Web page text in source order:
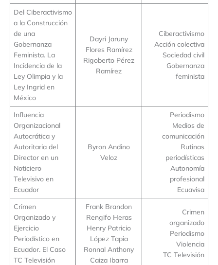
Del Ciberactivismo
a la Construcción
de una
Gobernanza
Feminista. La
Incidencia de la
Ley Olimpia y la
Ley Ingrid en
México
Dayri Jaruny
Flores Ramírez
Rigoberto Pérez
Ramírez
Ciberactivismo
Acción colectiva
Sociedad civil
Gobernanza
feminista
Influencia
Organizacional
Autocrática y
Autoritaria del
Director en un
Noticiero
Televisivo en
Ecuador
Byron Andino
Veloz
Periodismo
Medios de
comunicación
Rutinas
periodísticas
Autonomía
profesional
Ecuavisa
Crimen
Organizado y
Ejercicio
Periodístico en
Ecuador. El Caso
TC Televisión
Frank Brandon
Rengifo Heras
Henry Patricio
López Tapia
Ronnal Anthony
Caiza Ibarra
Crimen
organizado
Periodismo
Violencia
TC Televisión